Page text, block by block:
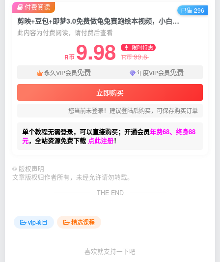
剪映+豆包+即梦3.0免费做龟兔赛跑绘本视频，小白轻松学会儿童动画
此内容为付费阅读，请付费后查看
R币 9.98 限时特惠
R币99.8
永久VIP会员免费 年度VIP会员免费
立即购买
您当前未登录！建议登陆后购买，可保存购买订单
单个教程无需登录，可以直接购买；开通会员年费68、终身88
元，全站资源免费下载 点此注册！
付费阅读 已售 296
© 版权声明
文章版权归作者所有，未经允许请勿转载。
THE END
vip项目 精选课程
喜欢就支持一下吧